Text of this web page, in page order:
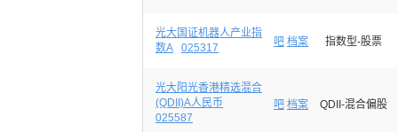
光大国证机器人产业指
数A
025317 吧 档案 指数型-股票
光大阳光香港精选混合
(QDII)A人民币
025587
吧 档案 QDII-混合偏股